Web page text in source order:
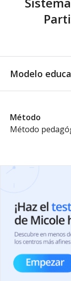
Modelo
Método
Método